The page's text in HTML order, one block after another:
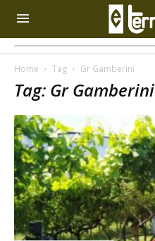
Home Tag Gr Gamberini
Tag: Gr Gamberini